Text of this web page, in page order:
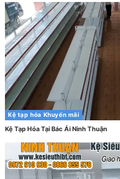
Kệ tạp hóa Khuyến mãi
Kệ Tạp Hóa Tại Bác Ái Ninh Thuận